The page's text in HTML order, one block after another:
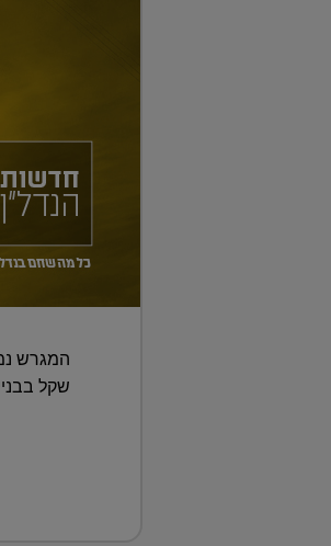
שקל בבניית מגדל משרדים